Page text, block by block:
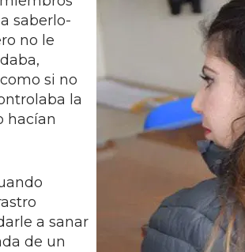
saberlo-
no le
si no
la
hacían
a sanar
de un